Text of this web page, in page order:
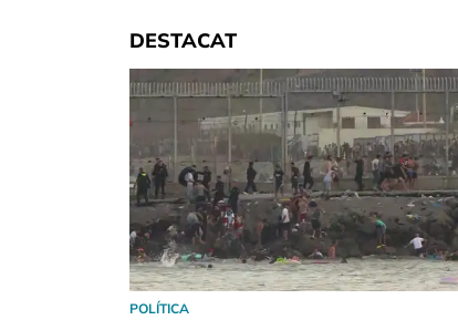
DESTACAT
POLÍTICA